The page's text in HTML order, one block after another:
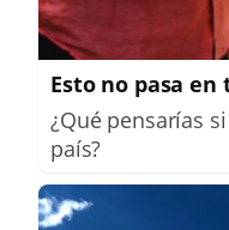
Esto no pasa en
¿Qué pensarías
país?